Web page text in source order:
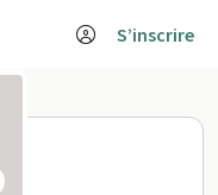
S’inscrire